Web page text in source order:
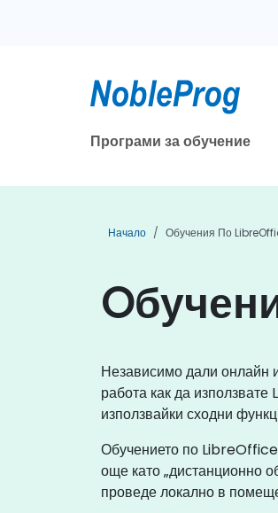
Програми за обучение
Начало Обучения По
Независимо дали онлайн
работа как да
използвайки сходни
Обучението по LibreOffice
още като „дистанционно
проведе локално в